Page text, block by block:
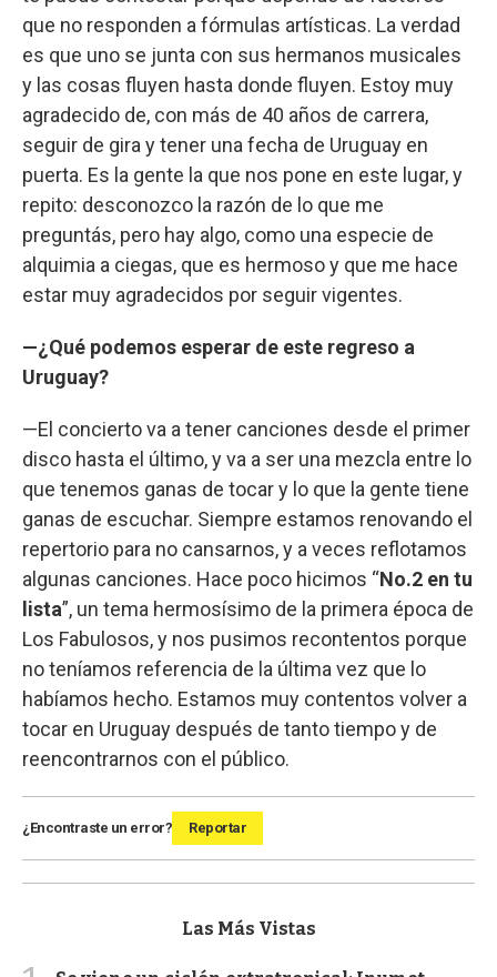
que no responden a fórmulas artísticas. La verdad
es que uno se junta con sus hermanos musicales
y las cosas fluyen hasta donde fluyen. Estoy muy
agradecido de, con más de 40 años de carrera,
seguir de gira y tener una fecha de Uruguay en
puerta. Es la gente la que nos pone en este lugar, y
repito: desconozco la razón de lo que me
preguntás, pero hay algo, como una especie de
alquimia a ciegas, que es hermoso y que me hace
estar muy agradecidos por seguir vigentes.
—¿Qué podemos esperar de este regreso a
Uruguay?
—El concierto va a tener canciones desde el primer
disco hasta el último, y va a ser una mezcla entre lo
que tenemos ganas de tocar y lo que la gente tiene
ganas de escuchar. Siempre estamos renovando el
repertorio para no cansarnos, y a veces reflotamos
algunas canciones. Hace poco hicimos “No.2 en tu
lista”, un tema hermosísimo de la primera época de
Los Fabulosos, y nos pusimos recontentos porque
no teníamos referencia de la última vez que lo
habíamos hecho. Estamos muy contentos volver a
tocar en Uruguay después de tanto tiempo y de
reencontrarnos con el público.
¿Encontraste un error? Reportar
Las Más Vistas